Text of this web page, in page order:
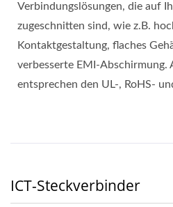
Verbindungslösungen, die auf
zugeschnitten sind, wie z.B.
Kontaktgestaltung, flaches
verbesserte EMI-Abschirmung.
entsprechen den UL-, RoHS-
ICT-Steckverbinder